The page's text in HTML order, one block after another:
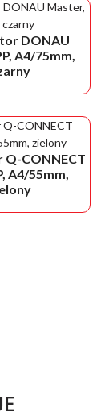
DONAU
A4/75mm,
Q-CONNECT
A4/55mm,